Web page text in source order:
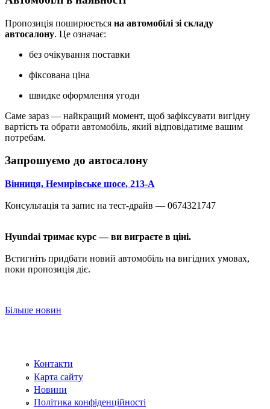
Пропозиція поширюється на автомобілі зі складу
автосалону. Це означає:
без очікування поставки
фіксована ціна
швидке оформлення угоди
Саме зараз — найкращий момент, щоб зафіксувати вигідну
вартість та обрати автомобіль, який відповідатиме вашим
потребам.
Запрошуємо до автосалону
Вінниця, Немирівське шосе, 213-А
Консультація та запис на тест-драйв — 0674321747
Hyundai тримає курс — ви виграєте в ціні.
Встигніть придбати новий автомобіль на вигідних умовах,
поки пропозиція діє.
Більше новин
Контакти
Карта сайту
Новини
Політика конфіденційності